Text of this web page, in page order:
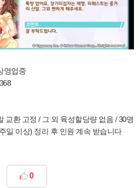
영업중
교환 고정 / 그 외 육성할당량 없음 / 30명
일 이상) 정리 후 인원 계속 받습니다
0